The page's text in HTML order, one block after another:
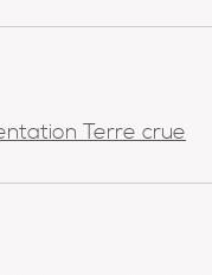
Terre crue